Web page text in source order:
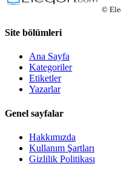
©
Site bölümleri
Ana Sayfa
Kategoriler
Etiketler
Yazarlar
Genel sayfalar
Hakkımızda
Kullanım Şartları
Gizlilik Politikası